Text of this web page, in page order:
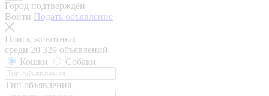
Город подтверждён
Войти Подать объявление
Поиск животных
среди 20 329 объявлений
Кошки
Собаки
Тип объявления